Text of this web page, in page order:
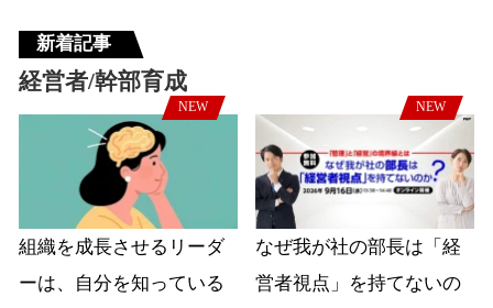
新着記事
経営者/幹部育成
NEW
組織を成長させるリーダ
ーは、自分を知っている
NEW
なぜ我が社の部長は「経
営者視点」を持てないの